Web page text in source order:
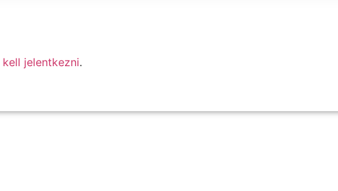
kell jelentkezni.